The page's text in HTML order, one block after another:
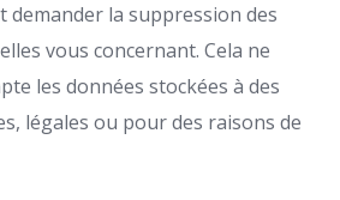
demander la suppression des
vous concernant. Cela ne
les données stockées à des
légales ou pour des raisons de